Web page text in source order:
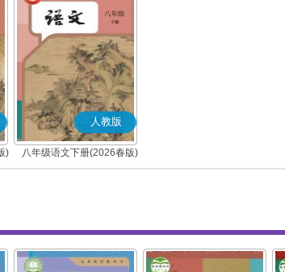
)
人教版
八年级语文下册(2026春版)
(部编版)